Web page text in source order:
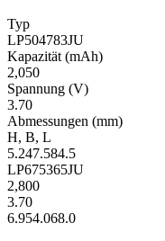
Typ
LP504783JU
Kapa­zität (mAh)
2,050
Span­nung (V)
3.70
Ab­mes­sungen (mm)
H, B, L
5.247.584.5
LP675365JU
2,800
3.70
6.954.068.0